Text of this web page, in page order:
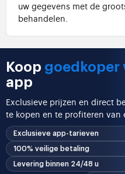
uw gegevens met de
behandelen.
Koop goedkoper
app
Exclusieve prijzen en direct
te kopen en te profiteren van
Exclusieve app-tarieven
100% veilige betaling
Levering binnen 24/48 u